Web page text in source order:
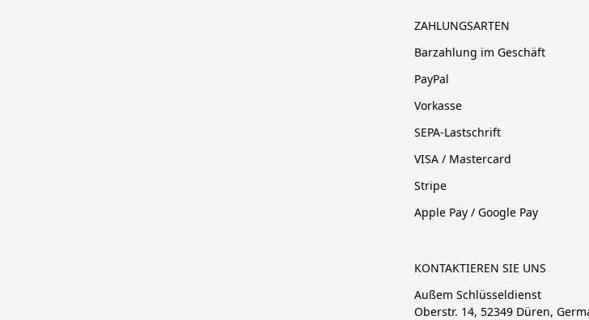
ZAHLUNGSARTEN
Barzahlung im Geschäft
PayPal
Vorkasse
SEPA-Lastschrift
VISA / Mastercard
Stripe
Apple Pay / Google Pay
KONTAKTIEREN SIE UNS
Außem Schlüsseldienst
Oberstr. 14, 52349 Düren,